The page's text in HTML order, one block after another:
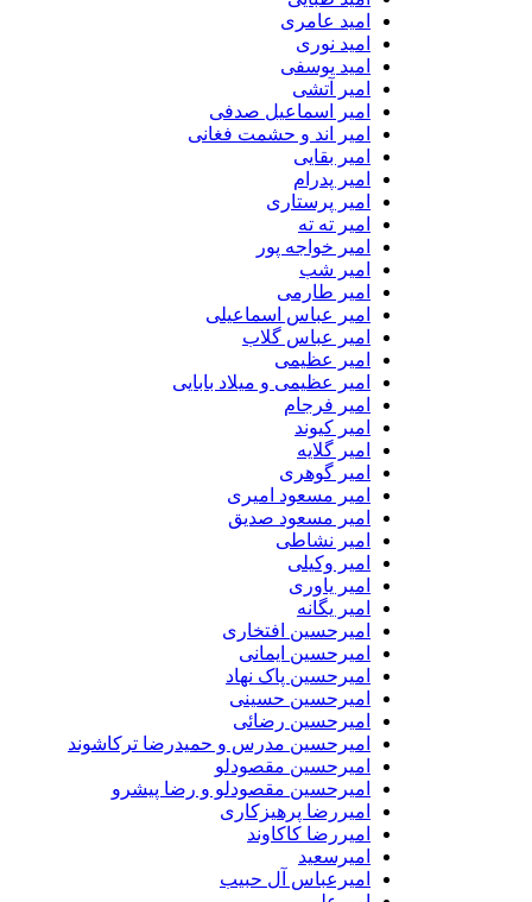
امید عامری
امید نوری
امید یوسفی
امیر آتشی
امیر اسماعیل صدفی
امیر اند و حشمت فغانی
امیر بقایی
امیر پدرام
امیر پرستاری
امیر ته ته
امیر خواجه پور
امیر شب
امیر طارمی
امیر عباس اسماعیلی
امیر عباس گلاب
امیر عظیمی
امیر عظیمی و میلاد بابایی
امیر فرجام
امیر کیوند
امیر گلایه
امیر گوهری
امیر مسعود امیری
امیر مسعود صدیق
امیر نشاطی
امیر وکیلی
امیر یاوری
امیر یگانه
امیرحسین افتخاری
امیرحسین ایمانی
امیرحسین پاک نهاد
امیرحسین حسینی
امیرحسین رضائی
امیرحسین مدرس و حمیدرضا ترکاشوند
امیرحسین مقصودلو
امیرحسین مقصودلو و رضا پیشرو
امیررضا پرهیزکاری
امیررضا کاکاوند
امیرسعید
امیرعباس آل حبیب